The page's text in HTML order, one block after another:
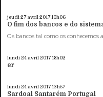
jeudi 27 avril 201710h06
O fim dos bancos e do
Os bancos tal como os conhecemos
lundi 24 avril 201718h02
er
lundi 24 avril 201713h57
Sardoal Santarém Portugal